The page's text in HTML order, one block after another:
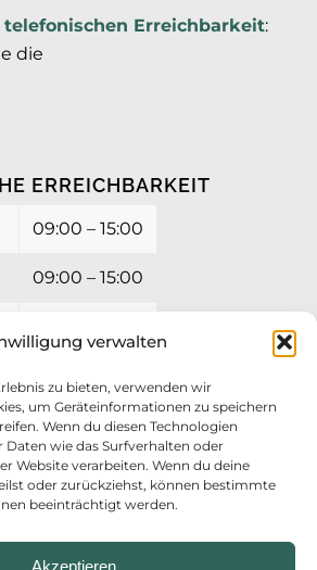
verwalten
zu bieten, verwenden wir
um Geräteinformationen zu speichern
Wenn du diesen Technologien
wie das Surfverhalten oder
Website verarbeiten. Wenn du deine
oder zurückziehst, können bestimmte
beeinträchtigt werden.
Akzeptieren
telefonischen Erreichbarkeit:
die
ERREICHBARKEIT
09:00 – 15:00
09:00 – 15:00
09:00 – 12:00